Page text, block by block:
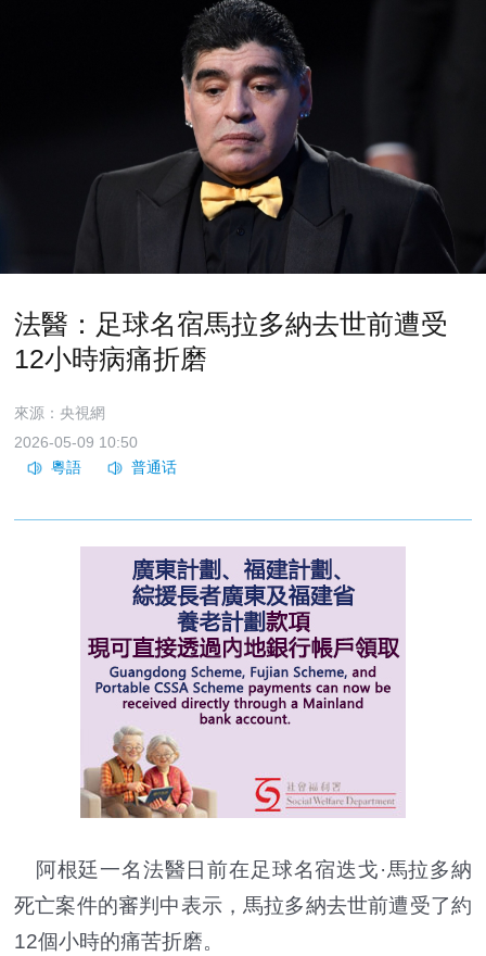
法醫：足球名宿馬拉多納去世前遭受
12小時病痛折磨
來源：央視網
2026-05-09 10:50
阿根廷一名法醫日前在足球名宿迭戈·馬拉多納
死亡案件的審判中表示，馬拉多納去世前遭受了約
12個小時的痛苦折磨。